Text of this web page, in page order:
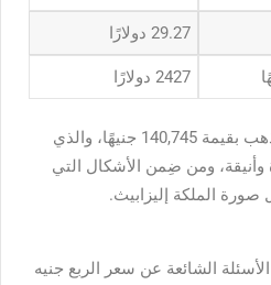
29.27 دولارًا
2427 دولارًا
ويأتي سعر الخمسة جنيهات ذهب بقيمة 140,745 جنيهًا، والذي
ومن ضِمن الأشكال التي
صورة الملكة إليزابيث.
الشائعة عن سعر الربع جنيه